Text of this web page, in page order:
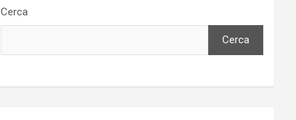
Cerca
Cerca